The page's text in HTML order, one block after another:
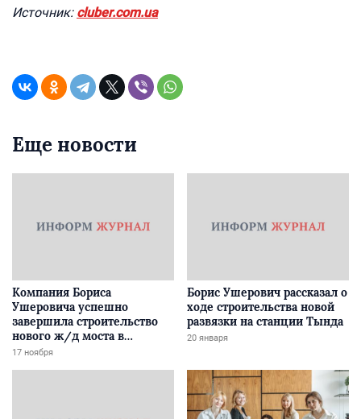
Источник: cluber.com.ua
Еще новости
Компания Бориса
Ушеровича успешно
завершила строительство
нового ж/д моста в
Забайкалье
17 ноября
Борис Ушерович рассказал о
ходе строительства новой
развязки на станции Тында
20 января